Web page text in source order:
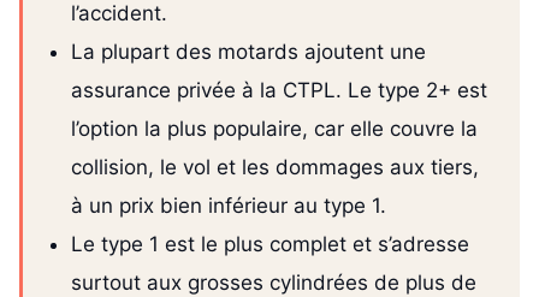
l’accident.
La plupart des motards ajoutent une
assurance privée à la CTPL. Le type 2+ est
l’option la plus populaire, car elle couvre la
collision, le vol et les dommages aux tiers,
à un prix bien inférieur au type 1.
Le type 1 est le plus complet et s’adresse
surtout aux grosses cylindrées de plus de